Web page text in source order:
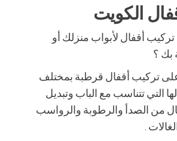
الكويت
أقفال لأبواب منزلك أو
بك ؟
تركيب أقفال قرطبة بمختلف
التي تتناسب مع الباب وتبديل
من الصدأ والرطوبة والرواسب
.